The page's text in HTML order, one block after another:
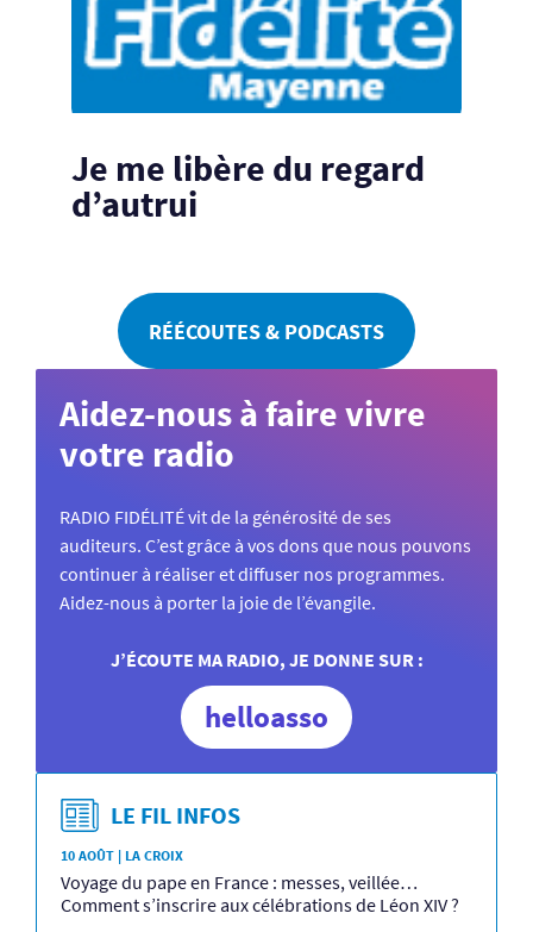
Je me libère du regard
d’autrui
RÉÉCOUTES & PODCASTS
Aidez-nous à faire vivre
votre radio
RADIO FIDÉLITÉ vit de la générosité de ses
auditeurs. C’est grâce à vos dons que nous pouvons
continuer à réaliser et diffuser nos programmes.
Aidez-nous à porter la joie de l’évangile.
J’ÉCOUTE MA RADIO, JE DONNE SUR :
helloasso
LE FIL INFOS
10 AOÛT | LA CROIX
Voyage du pape en France : messes, veillée…
Comment s’inscrire aux célébrations de Léon XIV ?